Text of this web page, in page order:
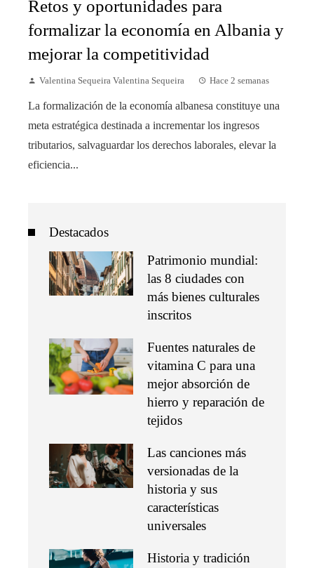
Retos y oportunidades para
formalizar la economía en Albania y
mejorar la competitividad
Valentina Sequeira Valentina Sequeira Hace 2 semanas
La formalización de la economía albanesa constituye una
meta estratégica destinada a incrementar los ingresos
tributarios, salvaguardar los derechos laborales, elevar la
eficiencia...
Destacados
Patrimonio mundial:
las 8 ciudades con
más bienes culturales
inscritos
Fuentes naturales de
vitamina C para una
mejor absorción de
hierro y reparación de
tejidos
Las canciones más
versionadas de la
historia y sus
características
universales
Historia y tradición